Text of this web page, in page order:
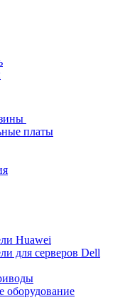
платы
Huawei
для серверов Dell
оборудование